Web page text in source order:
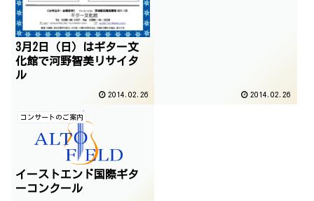
3月2日（日）はギター文
化館で河野智美リサイタ
ル
2014.02.26 2014.02.26
コンサートのご案内
イーストエンド国際ギタ
ーコンクール